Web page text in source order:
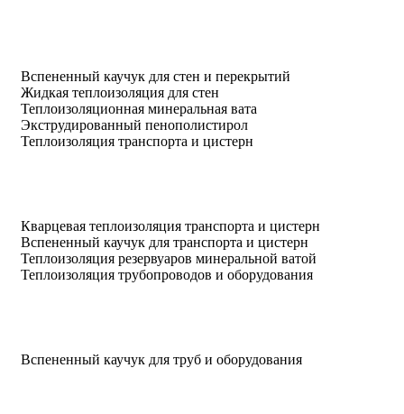
Вспененный каучук для стен и перекрытий
Жидкая теплоизоляция для стен
Теплоизоляционная минеральная вата
Экструдированный пенополистирол
Теплоизоляция транспорта и цистерн
Кварцевая теплоизоляция транспорта и цистерн
Вспененный каучук для транспорта и цистерн
Теплоизоляция резервуаров минеральной ватой
Теплоизоляция трубопроводов и оборудования
Вспененный каучук для труб и оборудования